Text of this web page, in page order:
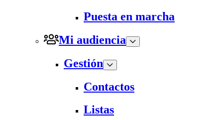
Puesta en marcha
Mi audiencia
Gestión
Contactos
Listas